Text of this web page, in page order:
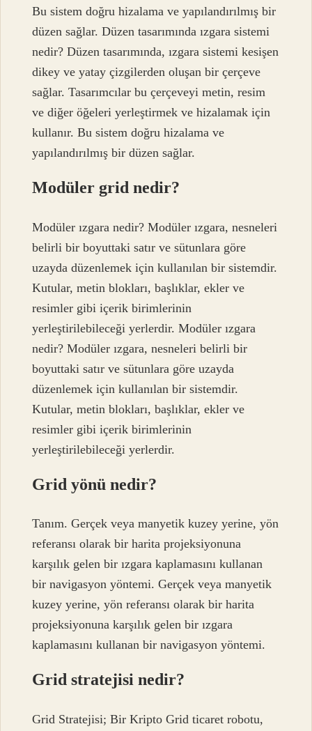
Bu sistem doğru hizalama ve yapılandırılmış bir
düzen sağlar. Düzen tasarımında ızgara sistemi
nedir? Düzen tasarımında, ızgara sistemi kesişen
dikey ve yatay çizgilerden oluşan bir çerçeve
sağlar. Tasarımcılar bu çerçeveyi metin, resim
ve diğer öğeleri yerleştirmek ve hizalamak için
kullanır. Bu sistem doğru hizalama ve
yapılandırılmış bir düzen sağlar.
Modüler grid nedir?
Modüler ızgara nedir? Modüler ızgara, nesneleri
belirli bir boyuttaki satır ve sütunlara göre
uzayda düzenlemek için kullanılan bir sistemdir.
Kutular, metin blokları, başlıklar, ekler ve
resimler gibi içerik birimlerinin
yerleştirilebileceği yerlerdir. Modüler ızgara
nedir? Modüler ızgara, nesneleri belirli bir
boyuttaki satır ve sütunlara göre uzayda
düzenlemek için kullanılan bir sistemdir.
Kutular, metin blokları, başlıklar, ekler ve
resimler gibi içerik birimlerinin
yerleştirilebileceği yerlerdir.
Grid yönü nedir?
Tanım. Gerçek veya manyetik kuzey yerine, yön
referansı olarak bir harita projeksiyonuna
karşılık gelen bir ızgara kaplamasını kullanan
bir navigasyon yöntemi. Gerçek veya manyetik
kuzey yerine, yön referansı olarak bir harita
projeksiyonuna karşılık gelen bir ızgara
kaplamasını kullanan bir navigasyon yöntemi.
Grid stratejisi nedir?
Grid Stratejisi; Bir Kripto Grid ticaret robotu,